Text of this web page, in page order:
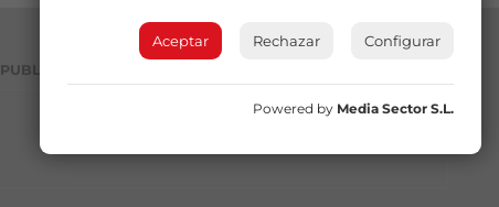
PUBLICIDAD
Aceptar Rechazar Configurar
Powered by Media Sector S.L.